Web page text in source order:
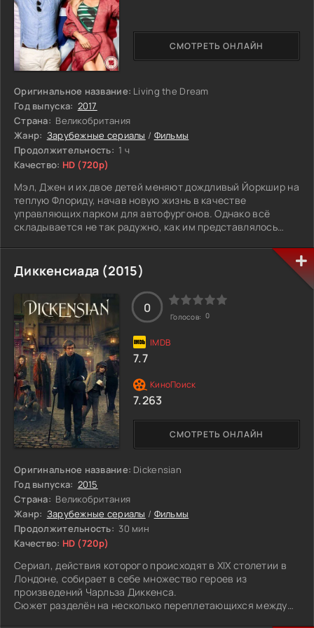
но давящей жизни или рискнуть и пойти за человеком,
который может оказаться опасным.
Оригинальное название: Living the Dream
Год выпуска: 2017
Страна: Великобритания
Жанр: Зарубежные сериалы / Фильмы
Продолжительность: 1 ч
Качество: HD (720p)
Мэл, Джен и их двое детей меняют дождливый Йоркшир на
теплую Флориду, начав новую жизнь в качестве
управляющих парком для автофургонов. Однако всё
складывается не так радужно, как им представлялось
СМОТРЕТЬ ОНЛАЙН
Диккенсиада (2015)
Оригинальное название: Dickensian
Год выпуска: 2015
Страна: Великобритания
Жанр: Зарубежные сериалы / Фильмы
Продолжительность: 30 мин
Качество: HD (720p)
Сериал, действия которого происходят в XIX столетии в
Лондоне, собирает в себе множество героев из
произведений Чарльза Диккенса.
Сюжет разделён на несколько переплетающихся между
СМОТРЕТЬ ОНЛАЙН
0
Голосов: 0
7.7
7.263